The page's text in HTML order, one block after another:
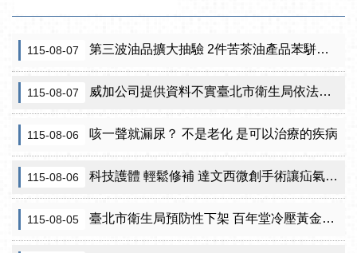
115-08-07 第三波油品擴大抽驗 2件苦茶油產品苯駢芘超標 前已要求預防性下架
115-08-07 威加公司提供資料不實臺北市衛生局依法重罰300萬元 續查苦茶油及原料下游
115-08-06 咳一聲就漏尿？ 不是老化 是可以治療的疾病
115-08-06 科技護體 輕鬆修補 達文西微創手術讓疝氣治療更精準
115-08-05 臺北市衛生局預防性下架 百年堂冷壓黃金苦茶油產品